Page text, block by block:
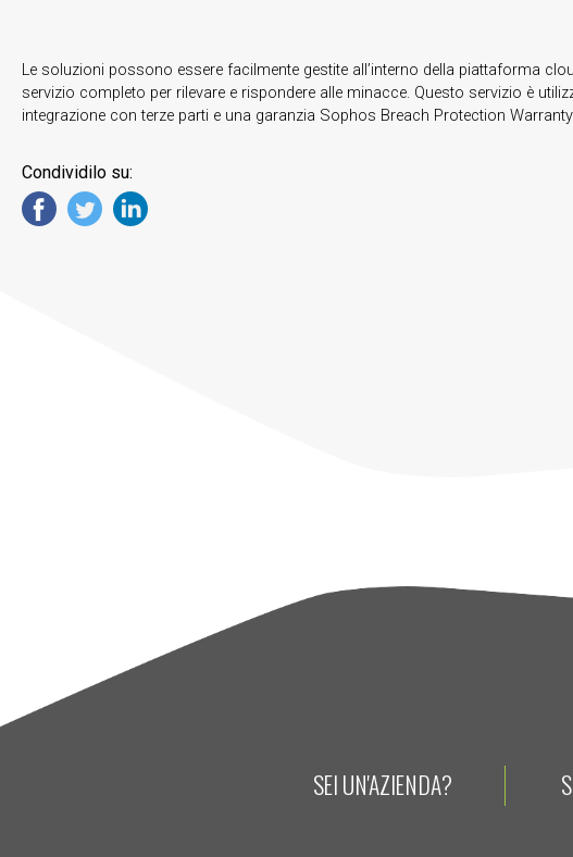
Le soluzioni possono essere facilmente gestite all’interno della piattaforma
servizio completo per rilevare e rispondere alle minacce. Questo servizio è
integrazione con terze parti e una garanzia Sophos Breach Protection
Condividilo su:
SEI UN'AZIENDA?